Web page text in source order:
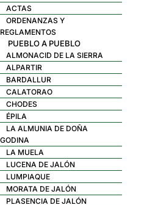
ACTAS
ORDENANZAS Y
REGLAMENTOS
PUEBLO A PUEBLO
ALMONACID DE LA SIERRA
ALPARTIR
BARDALLUR
CALATORAO
CHODES
ÉPILA
LA ALMUNIA DE DOÑA
GODINA
LA MUELA
LUCENA DE JALÓN
LUMPIAQUE
MORATA DE JALÓN
PLASENCIA DE JALÓN